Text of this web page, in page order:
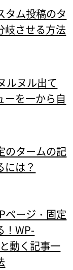
タム投稿のタ
岐させる方法
ルヌル出て
ーを一から自
のタームの記
には？
ページ・固定
！WP-
動く記事一